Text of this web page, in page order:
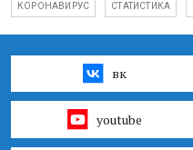
КОРОНАВИРУС СТАТИСТИКА
вк
youtube